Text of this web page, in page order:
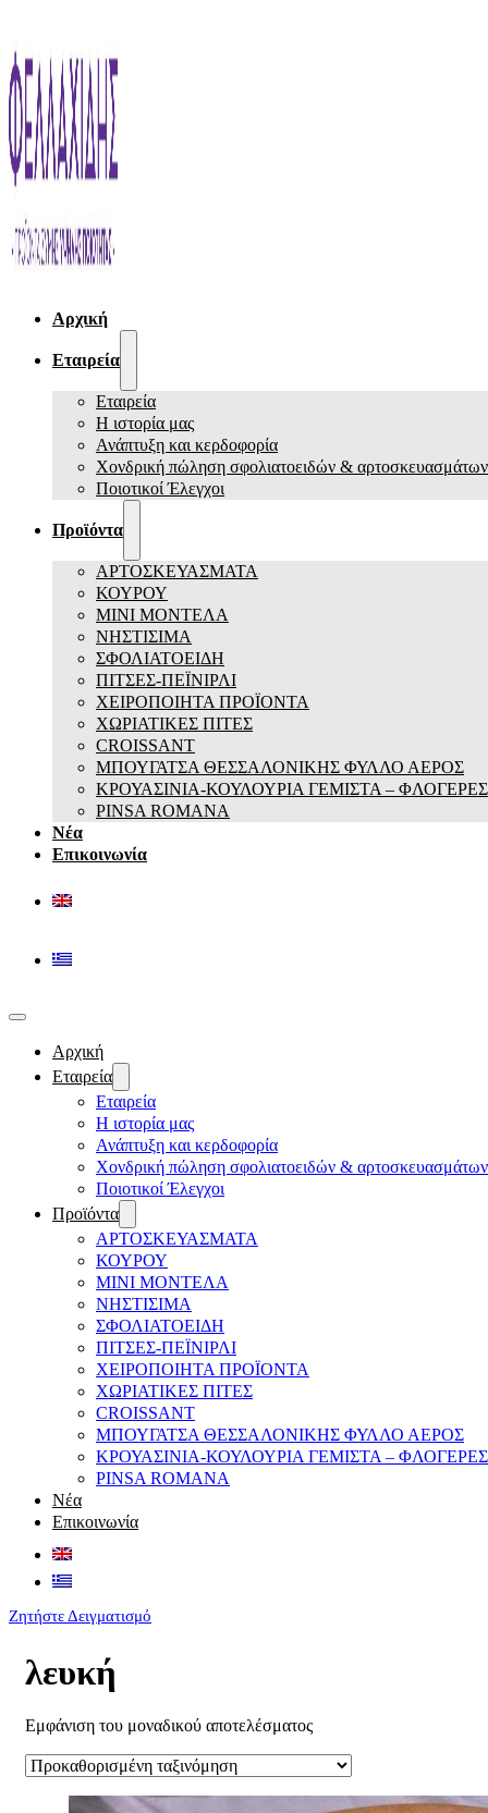
Αρχική
Εταιρεία
Εταιρεία
Η ιστορία μας
Ανάπτυξη και κερδοφορία
Χονδρική πώληση σφολιατοειδών & αρτοσκευασμάτων
Ποιοτικοί Έλεγχοι
Προϊόντα
ΑΡΤΟΣΚΕΥΑΣΜΑΤΑ
ΚΟΥΡΟΥ
ΜΙΝΙ ΜΟΝΤΕΛΑ
ΝΗΣΤΙΣΙΜΑ
ΣΦΟΛΙΑΤΟΕΙΔΗ
ΠΙΤΣΕΣ-ΠΕΪΝΙΡΛΙ
ΧΕΙΡΟΠΟΙΗΤΑ ΠΡΟΪΟΝΤΑ
ΧΩΡΙΑΤΙΚΕΣ ΠΙΤΕΣ
CROISSANT
ΜΠΟΥΓΑΤΣΑ ΘΕΣΣΑΛΟΝΙΚΗΣ ΦΥΛΛΟ ΑΕΡΟΣ
ΚΡΟΥΑΣΙΝΙΑ-ΚΟΥΛΟΥΡΙΑ ΓΕΜΙΣΤΑ – ΦΛΟΓΕΡΕΣ
PINSA ROMANA
Νέα
Επικοινωνία
Αρχική
Εταιρεία
Εταιρεία
Η ιστορία μας
Ανάπτυξη και κερδοφορία
Χονδρική πώληση σφολιατοειδών & αρτοσκευασμάτων
Ποιοτικοί Έλεγχοι
Προϊόντα
ΑΡΤΟΣΚΕΥΑΣΜΑΤΑ
ΚΟΥΡΟΥ
ΜΙΝΙ ΜΟΝΤΕΛΑ
ΝΗΣΤΙΣΙΜΑ
ΣΦΟΛΙΑΤΟΕΙΔΗ
ΠΙΤΣΕΣ-ΠΕΪΝΙΡΛΙ
ΧΕΙΡΟΠΟΙΗΤΑ ΠΡΟΪΟΝΤΑ
ΧΩΡΙΑΤΙΚΕΣ ΠΙΤΕΣ
CROISSANT
ΜΠΟΥΓΑΤΣΑ ΘΕΣΣΑΛΟΝΙΚΗΣ ΦΥΛΛΟ ΑΕΡΟΣ
ΚΡΟΥΑΣΙΝΙΑ-ΚΟΥΛΟΥΡΙΑ ΓΕΜΙΣΤΑ – ΦΛΟΓΕΡΕΣ
PINSA ROMANA
Νέα
Επικοινωνία
Ζητήστε Δειγματισμό
λευκή
Εμφάνιση του μοναδικού αποτελέσματος